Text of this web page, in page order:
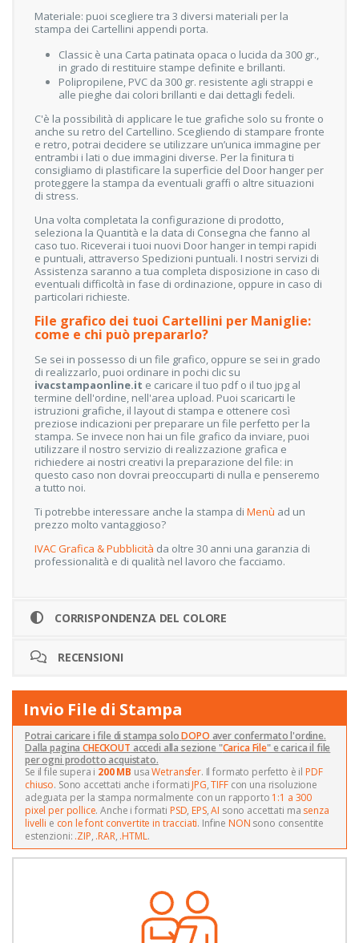
Materiale: puoi scegliere tra 3 diversi materiali per la
stampa dei Cartellini appendi porta.
Classic è una Carta patinata opaca o lucida da 300 gr.,
in grado di restituire stampe definite e brillanti.
Polipropilene, PVC da 300 gr. resistente agli strappi e
alle pieghe dai colori brillanti e dai dettagli fedeli.
C'è la possibilità di applicare le tue grafiche solo su fronte o
anche su retro del Cartellino. Scegliendo di stampare fronte
e retro, potrai decidere se utilizzare un’unica immagine per
entrambi i lati o due immagini diverse. Per la finitura ti
consigliamo di plastificare la superficie del Door hanger per
proteggere la stampa da eventuali graffi o altre situazioni
di stress.
Una volta completata la configurazione di prodotto,
seleziona la Quantità e la data di Consegna che fanno al
caso tuo. Riceverai i tuoi nuovi Door hanger in tempi rapidi
e puntuali, attraverso Spedizioni puntuali. I nostri servizi di
Assistenza saranno a tua completa disposizione in caso di
eventuali difficoltà in fase di ordinazione, oppure in caso di
particolari richieste.
File grafico dei tuoi Cartellini per Maniglie:
come e chi può prepararlo?
Se sei in possesso di un file grafico, oppure se sei in grado
di realizzarlo, puoi ordinare in pochi clic su
ivacstampaonline.it e caricare il tuo pdf o il tuo jpg al
termine dell'ordine, nell'area upload. Puoi scaricarti le
istruzioni grafiche, il layout di stampa e ottenere così
preziose indicazioni per preparare un file perfetto per la
stampa. Se invece non hai un file grafico da inviare, puoi
utilizzare il nostro servizio di realizzazione grafica e
richiedere ai nostri creativi la preparazione del file: in
questo caso non dovrai preoccuparti di nulla e penseremo
a tutto noi.
Ti potrebbe interessare anche la stampa di Menù ad un
prezzo molto vantaggioso?
IVAC Grafica & Pubblicità da oltre 30 anni una garanzia di
professionalità e di qualità nel lavoro che facciamo.
CORRISPONDENZA DEL COLORE
RECENSIONI
Invio File di Stampa
Potrai caricare i file di stampa soloDOPO aver confermato l'ordine.
Dalla paginaCHECKOUT accedi alla sezione "Carica File" e carica il file
per ogni prodotto acquistato.
Se il file supera i 200 MB usaWetransfer. Il formato perfetto è il PDF
chiuso. Sono accettati anche i formati JPG,TIFFcon una risoluzione
adeguata per la stampa normalmente con un rapporto 1:1 a 300
pixel per pollice. Anche i formati PSD, EPS,AI sono accettati ma senza
livelli e con le font convertite in tracciati. Infine NON sono consentite
estenzioni: .ZIP, .RAR, .HTML.